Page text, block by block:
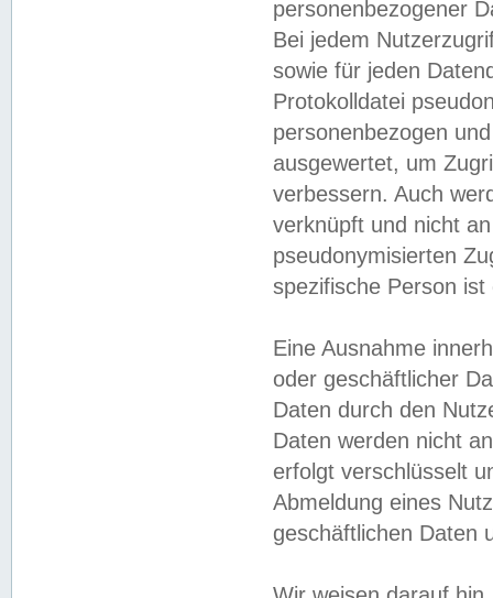
personenbezogener
Bei jedem
sowie für jeden
Protokolldatei
personenbezogen
ausgewertet, um
verbessern. Auch
verknüpft und nicht
pseudonymisierten
spezifische Person
Eine Ausnahme
oder geschäftlicher
Daten durch den
Daten werden nicht
erfolgt verschlüsselt
Abmeldung eines
geschäftlichen Daten